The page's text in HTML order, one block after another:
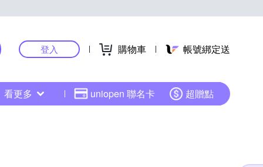
登入 購物車 帳號綁定送
看更多 uniopen 聯名卡 超贈點